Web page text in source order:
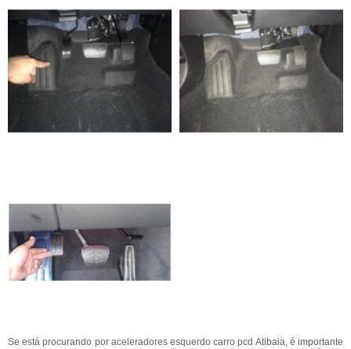
Se está procurando por aceleradores esquerdo carro pcd Atibaia, é importante